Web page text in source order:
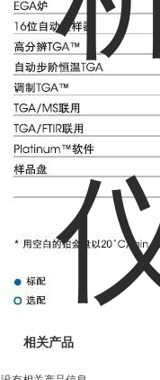
相关产品